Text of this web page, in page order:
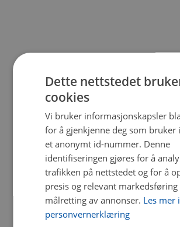
Dette nettstedet
cookies
Vi bruker informasjonskapsler
for å gjenkjenne deg som bruker
et anonymt id-nummer. Denne
identifiseringen gjøres for å
trafikken på nettstedet og for å
presis og relevant
målretting av annonser. Les mer
personvernerklæring